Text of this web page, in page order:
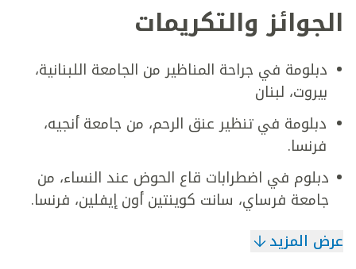
الجوائز والتكريمات
دبلومة في جراحة المناظير من الجامعة اللبنانية،
بيروت، لبنان
دبلومة في تنظير عنق الرحم، من جامعة أنجيه،
فرنسا.
دبلوم في اضطرابات قاع الحوض عند النساء، من
جامعة فرساي، سانت كوينتين أون إيفلين، فرنسا.
عرض المزيد